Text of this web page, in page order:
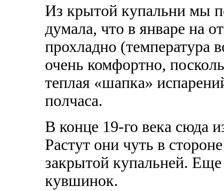
Из крытой купальни мы
думала, что в январе на
прохладно (температура
очень комфортно,
теплая «шапка»
полчаса.
В конце 19-го века сюда
Растут они чуть в
закрытой купальней.
кувшинок.